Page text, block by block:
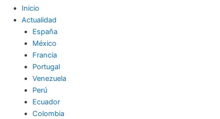
Inicio
Actualidad
España
México
Francia
Portugal
Venezuela
Perú
Ecuador
Colombia